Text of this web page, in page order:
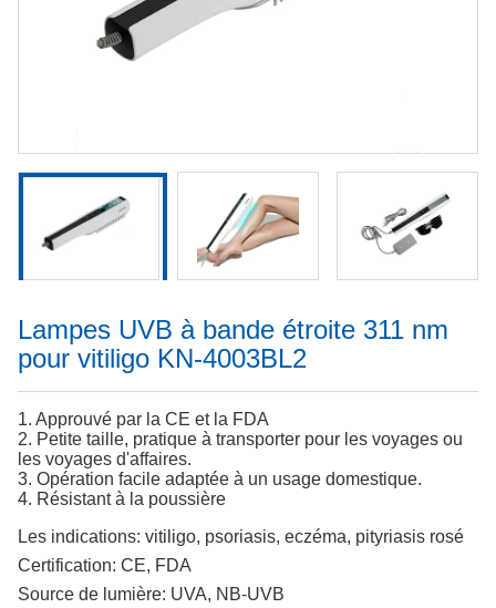
Lampes UVB à bande étroite 311 nm
pour vitiligo KN-4003BL2
1. Approuvé par la CE et la FDA
2. Petite taille, pratique à transporter pour les voyages ou
les voyages d'affaires.
3. Opération facile adaptée à un usage domestique.
4. Résistant à la poussière
Les indications: vitiligo, psoriasis, eczéma, pityriasis rosé
Certification: CE, FDA
Source de lumière: UVA, NB-UVB